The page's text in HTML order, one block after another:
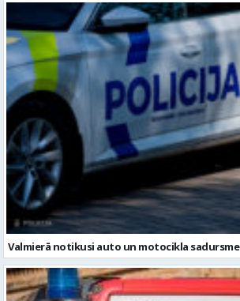
Valmierā notikusi auto un motocikla sadursme